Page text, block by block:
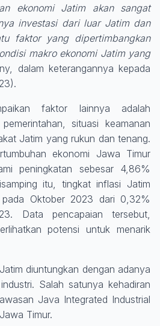
ekonomi Jatim akan sangat
investasi dari luar Jatim dan
faktor yang dipertimbangkan
makro ekonomi Jatim yang
dalam keterangannya kepada
faktor lainnya adalah
situasi keamanan
Jatim yang rukun dan tenang.
ekonomi Jawa Timur
peningkatan sebesar 4,86%
itu, tingkat inflasi Jatim
Oktober 2023 dari 0,32%
Data pencapaian tersebut,
potensi untuk menarik
diuntungkan dengan adanya
Salah satunya kehadiran
Java Integrated Industrial
Timur.